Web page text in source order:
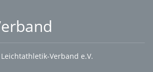
Verband e.V.